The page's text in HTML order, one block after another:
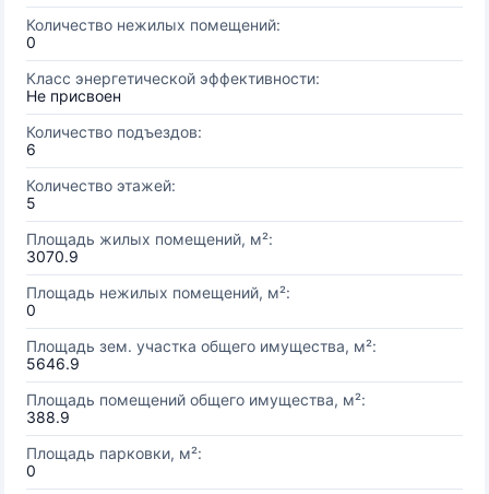
Количество нежилых помещений:
0
Класс энергетической эффективности:
Не присвоен
Количество подъездов:
6
Количество этажей:
5
Площадь жилых помещений, м²:
3070.9
Площадь нежилых помещений, м²:
0
Площадь зем. участка общего имущества, м²:
5646.9
Площадь помещений общего имущества, м²:
388.9
Площадь парковки, м²:
0